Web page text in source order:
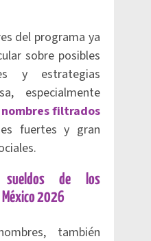
del programa ya
sobre posibles
y estrategias
especialmente
nombres filtrados
fuertes y gran
sueldos de los
México 2026
también